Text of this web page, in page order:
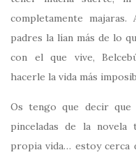
completamente
padres la lían más de lo
con el que vive,
hacerle la vida más
Os tengo que decir que
pinceladas de la
propia vida… estoy cerca